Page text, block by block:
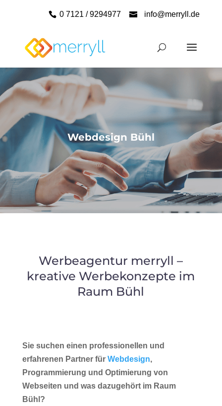
0 7121 / 9294977 info@merryll.de
Webdesign Bühl
Werbeagentur merryll –
kreative Werbekonzepte im
Raum Bühl
Sie suchen einen professionellen und
erfahrenen Partner für Webdesign,
Programmierung und Optimierung von
Webseiten und was dazugehört im Raum
Bühl?